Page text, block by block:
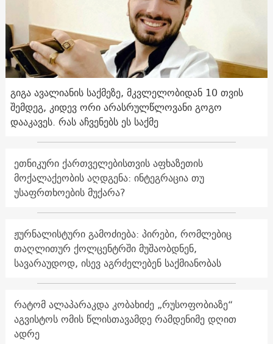
გიგა ავალიანის საქმეზე, მკვლელობიდან 10 თვის
შემდეგ, კიდევ ორი არასრულწლოვანი გოგო
დააკავეს. რას აჩვენებს ეს საქმე
ეთნიკური ქართველებისთვის აფხაზეთის
მოქალაქეობის აღდგენა: ინტეგრაცია თუ
უსაფრთხოების მუქარა?
ჟურნალისტური გამოძიება: პირები, რომლებიც
თაღლითურ ქოლცენტრში მუშაობდნენ,
სავარაუდოდ, ისევ აგრძელებენ საქმიანობას
რატომ ალაპარაკდა კობახიძე „რუსოფობიაზე“
აგვისტოს ომის წლისთავამდე რამდენიმე დღით
ადრე